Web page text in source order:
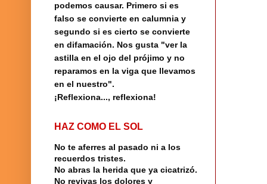
podemos causar. Primero si es
falso se convierte en calumnia y
segundo si es cierto se convierte
en difamación. Nos gusta "ver la
astilla en el ojo del prójimo y no
reparamos en la viga que llevamos
en el nuestro".
¡Reflexiona..., reflexiona!
HAZ COMO EL SOL
No te aferres al pasado ni a los
recuerdos tristes.
No abras la herida que ya cicatrizó.
No revivas los dolores y